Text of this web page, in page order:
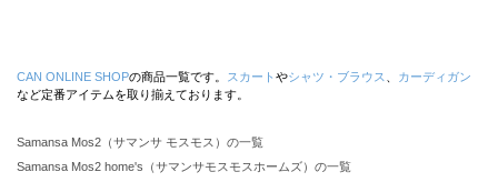
CAN ONLINE SHOPの商品一覧です。 スカート やシャツ・ブラウス
カーディガン
など定番アイテムを取り揃えております。
Samansa Mos2（サマンサ モスモス）の一覧
Samansa Mos2 home's（サマンサモスモスホームズ）の一覧